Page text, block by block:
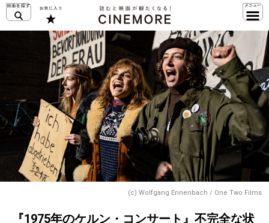
(c) Wolfgang Ennenbach / One Two Films
『1975年のケルン・コンサート』不完全な状